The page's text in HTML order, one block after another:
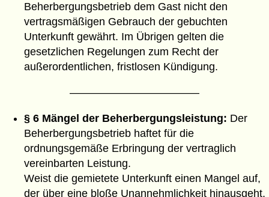
Beherbergungsbetrieb dem Gast nicht den
vertragsmäßigen Gebrauch der gebuchten
Unterkunft gewährt. Im Übrigen gelten die
gesetzlichen Regelungen zum Recht der
außerordentlichen, fristlosen Kündigung.
————————————
§ 6 Mängel der Beherbergungsleistung: Der
Beherbergungsbetrieb haftet für die
ordnungsgemäße Erbringung der vertraglich
vereinbarten Leistung.
Weist die gemietete Unterkunft einen Mangel auf,
der über eine bloße Unannehmlichkeit hinausgeht,